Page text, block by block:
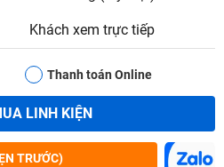
Khách xem trực tiếp
Thanh toán Online
LINH KIỆN
TRƯỚC)